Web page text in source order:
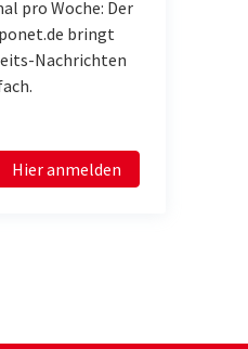
pro Woche: Der
bringt
Nachrichten
Hier anmelden